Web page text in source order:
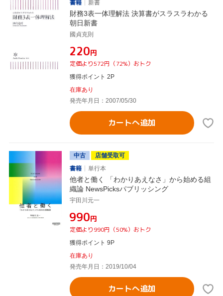
書籍 新書
財務3表一体理解法 決算書がスラスラわかる
朝日新書
國貞克則
¥220円
定価より572円（72%）おトク
獲得ポイント 2P
在庫あり
発売年月日：2007/05/30
カートへ追加
中古
店舗受取可
書籍
単行本
他者と働く 「わかりあえなさ」から始める組
織論 NewsPicksパブリッシング
宇田川元一
¥990円
定価より990円（50%）おトク
獲得ポイント 9P
在庫あり
発売年月日：2019/10/04
カートへ追加